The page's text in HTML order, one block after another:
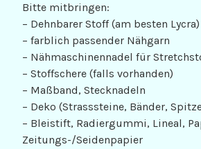
Bitte mitbringen:
– Dehnbarer Stoff (am besten Lycra)
– farblich passender Nähgarn
– Nähmaschinennadel für
– Stoffschere (falls vorhanden)
– Maßband, Stecknadeln
– Deko (Strasssteine, Bänder,
– Bleistift, Radiergummi, Lineal,
Zeitungs-/Seidenpapier